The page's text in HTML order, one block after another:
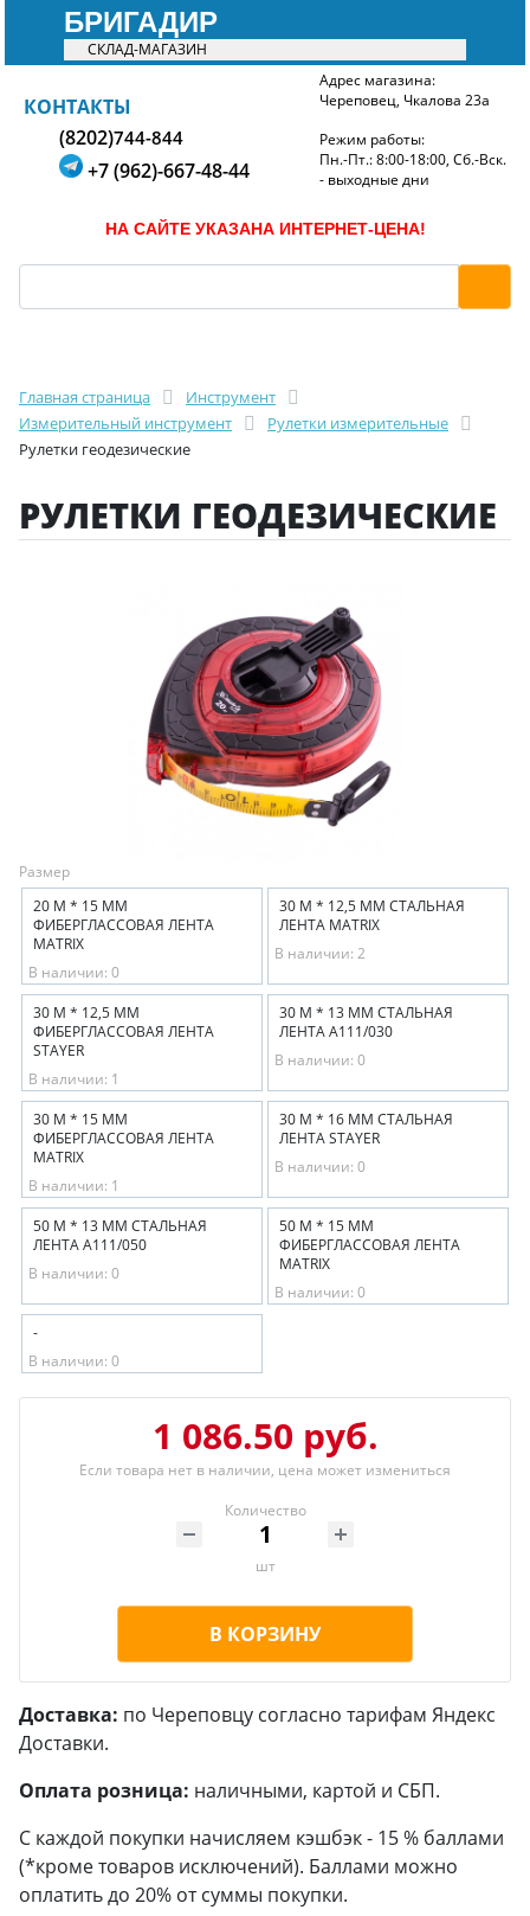
БРИГАДИР
СКЛАД-МАГАЗИН
БРИГАДИР
КОНТАКТЫ
(8202)744-844
+7 (962)-667-48-44
Адрес магазина:
Череповец, Чкалова 23а
Режим работы:
Пн.-Пт.: 8:00-18:00, Сб.-Вск.
- выходные дни
НА САЙТЕ УКАЗАНА ИНТЕРНЕТ-ЦЕНА!
Главная страница
Инструмент
Измерительный инструмент
Рулетки измерительные
Рулетки геодезические
РУЛЕТКИ ГЕОДЕЗИЧЕСКИЕ
Размер
20 М * 15 ММ
ФИБЕРГЛАССОВАЯ ЛЕНТА
MATRIX
В наличии: 0
30 М * 12,5 ММ СТАЛЬНАЯ
ЛЕНТА MATRIX
В наличии: 2
30 М * 12,5 ММ
ФИБЕРГЛАССОВАЯ ЛЕНТА
STAYER
В наличии: 1
30 М * 13 ММ СТАЛЬНАЯ
ЛЕНТА А111/030
В наличии: 0
30 М * 15 ММ
ФИБЕРГЛАССОВАЯ ЛЕНТА
MATRIX
В наличии: 1
30 М * 16 ММ СТАЛЬНАЯ
ЛЕНТА STAYER
В наличии: 0
50 М * 13 ММ СТАЛЬНАЯ
ЛЕНТА А111/050
В наличии: 0
50 М * 15 ММ
ФИБЕРГЛАССОВАЯ ЛЕНТА
MATRIX
В наличии: 0
-
В наличии: 0
1 086.50 руб.
Если товара нет в наличии, цена может измениться
Количество
шт
В КОРЗИНУ
Доставка: по Череповцу согласно тарифам Яндекс
Доставки.
Оплата розница: наличными, картой и СБП.
С каждой покупки начисляем кэшбэк - 15 % баллами
(*кроме товаров исключений). Баллами можно
оплатить до 20% от суммы покупки.